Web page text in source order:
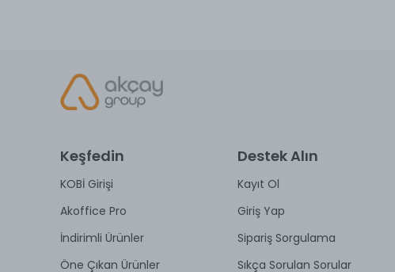
Keşfedin
KOBİ Girişi
Akoffice Pro
İndirimli Ürünler
Öne Çıkan Ürünler
Destek Alın
Kayıt Ol
Giriş Yap
Sipariş Sorgulama
Sıkça Sorulan Sorular